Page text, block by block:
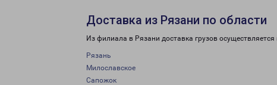
Доставка из Рязани по области
Из филиала в Рязани доставка грузов
Рязань
Милославское
Сапожок